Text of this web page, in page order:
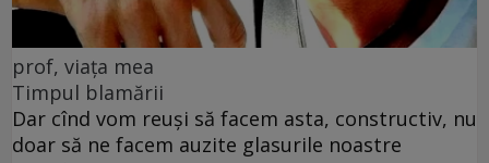
prof, viața mea
Timpul blamării
Dar cînd vom reuși să facem asta, constructiv, nu
doar să ne facem auzite glasurile noastre